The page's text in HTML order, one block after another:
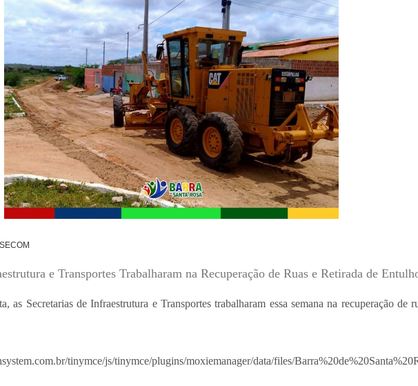
e Transportes Trabalharam na Recuperação de Ruas e Retirada de
as Secretarias de Infraestrutura e Transportes trabalharam essa semana na recuperação de